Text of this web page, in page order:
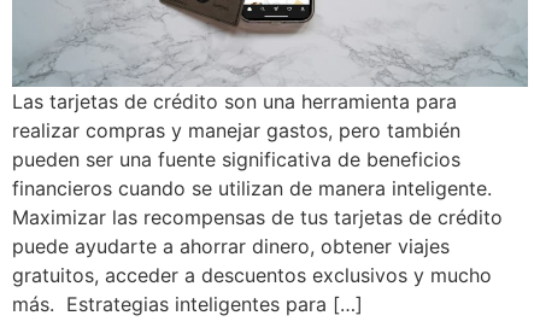
Las tarjetas de crédito son una herramienta para
realizar compras y manejar gastos, pero también
pueden ser una fuente significativa de beneficios
financieros cuando se utilizan de manera inteligente.
Maximizar las recompensas de tus tarjetas de crédito
puede ayudarte a ahorrar dinero, obtener viajes
gratuitos, acceder a descuentos exclusivos y mucho
más. Estrategias inteligentes para […]